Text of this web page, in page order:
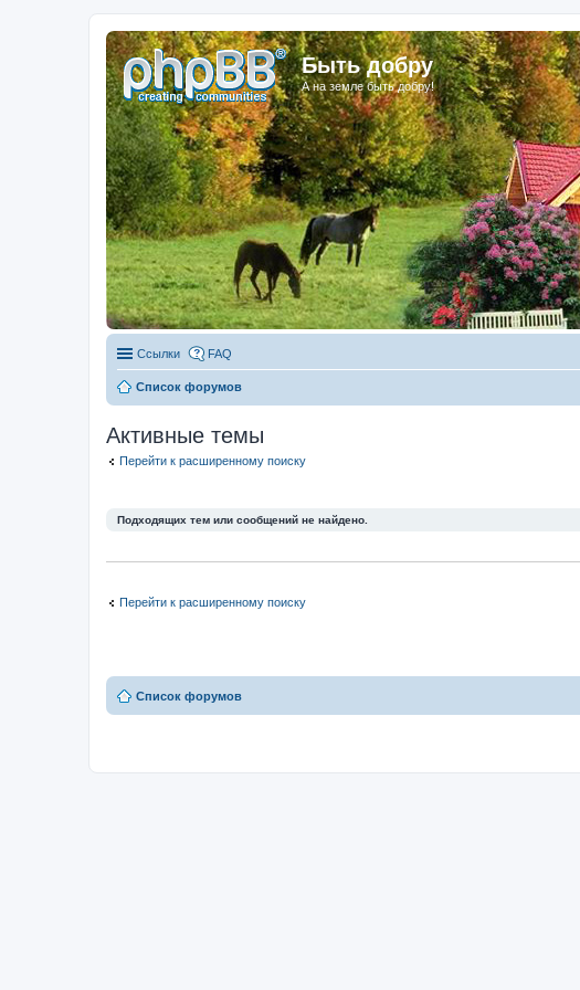
Быть добру
А на земле быть добру!
Ссылки FAQ
Список форумов
Активные темы
Перейти к расширенному поиску
Подходящих тем или сообщений не найдено.
Перейти к расширенному поиску
Список форумов